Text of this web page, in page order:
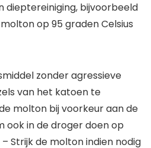
dieptereiniging, bijvoorbeeld
op 95 graden Celsius
zonder agressieve
van het katoen te
molton bij voorkeur aan de
ook in de droger doen op
Strijk de molton indien nodig